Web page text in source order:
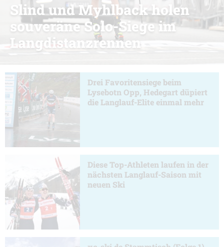
Slind und Myhlback holen
souveräne Solo-Siege im
Langdistanzrennen
Drei Favoritensiege beim
Lysebotn Opp, Hedegart düpiert
die Langlauf-Elite einmal mehr
Diese Top-Athleten laufen in der
nächsten Langlauf-Saison mit
neuen Ski